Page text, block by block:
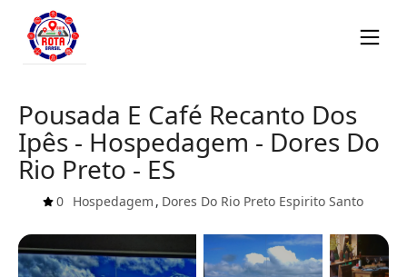
Pousada E Café Recanto Dos
Ipês - Hospedagem - Dores Do
Rio Preto - ES
0 Hospedagem , Dores Do Rio Preto Espirito Santo